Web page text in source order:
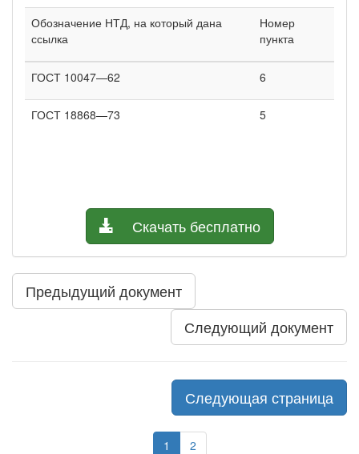
Обозначение НТД, на который дана
ссылка
Номер
пункта
ГОСТ 10047—62 6
ГОСТ 18868—73 5
Скачать бесплатно
Предыдущий документ
Следующий документ
Следующая страница
1 2